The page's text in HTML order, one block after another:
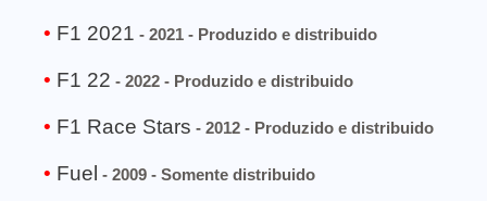
F1 2021 - 2021 - Produzido e distribuido
F1 22 - 2022 - Produzido e distribuido
F1 Race Stars - 2012 - Produzido e distribuido
Fuel - 2009 - Somente distribuido